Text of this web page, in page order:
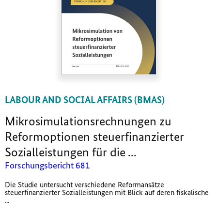
LABOUR AND SOCIAL AFFAIRS (BMAS)
Mikrosimulationsrechnungen zu
Reformoptionen steuerfinanzierter
Sozialleistungen für die ...
Forschungsbericht 681
Die Studie untersucht verschiedene Reformansätze
steuerfinanzierter Sozialleistungen mit Blick auf deren fiskalische
...